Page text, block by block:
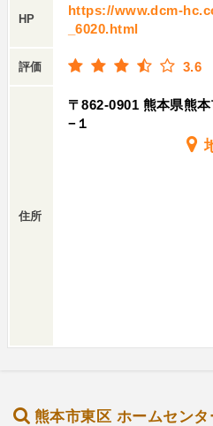
HP
https://www.dcm-
_6020.html
評価 3.6
住所
〒862-0901 熊本県熊
−１
熊本市東区 ホームセンタ